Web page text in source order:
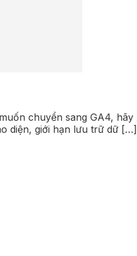
chuyển sang GA4,
diện, giới hạn lưu trữ dữ […]